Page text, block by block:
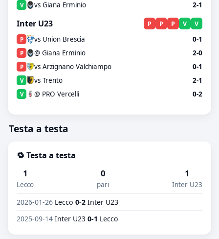
V vs Giana Erminio 2-1
Inter U23 P P P V V
P vs Union Brescia 0-1
P @ Giana Erminio 2-0
P vs Arzignano Valchiampo 0-1
V vs Trento 2-1
V @ PRO Vercelli 0-2
Testa a testa
🔁 Testa a testa
1
Lecco
0
pari
1
Inter U23
2026-01-26 Lecco 0-2 Inter U23
2025-09-14 Inter U23 0-1 Lecco